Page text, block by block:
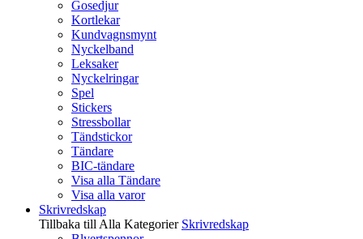
Gosedjur
Kortlekar
Kundvagnsmynt
Nyckelband
Leksaker
Nyckelringar
Spel
Stickers
Stressbollar
Tändstickor
Tändare
BIC-tändare
Visa alla Tändare
Visa alla varor
Skrivredskap
Tillbaka till Alla Kategorier Skrivredskap